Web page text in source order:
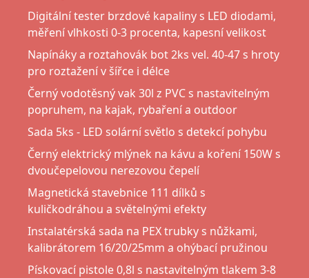
Digitální tester brzdové kapaliny s LED diodami,
měření vlhkosti 0-3 procenta, kapesní velikost
Napínáky a roztahovák bot 2ks vel. 40-47 s hroty
pro roztažení v šířce i délce
Černý vodotěsný vak 30l z PVC s nastavitelným
popruhem, na kajak, rybaření a outdoor
Sada 5ks - LED solární světlo s detekcí pohybu
Černý elektrický mlýnek na kávu a koření 150W s
dvoučepelovou nerezovou čepelí
Magnetická stavebnice 111 dílků s
kuličkodráhou a světelnými efekty
Instalatérská sada na PEX trubky s nůžkami,
kalibrátorem 16/20/25mm a ohýbací pružinou
Pískovací pistole 0,8l s nastavitelným tlakem 3-8